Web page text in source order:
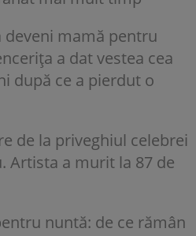
deveni mamă pentru
a dat vestea cea
după ce a pierdut o
de la priveghiul celebrei
Artista a murit la 87 de
nuntă: de ce rămân